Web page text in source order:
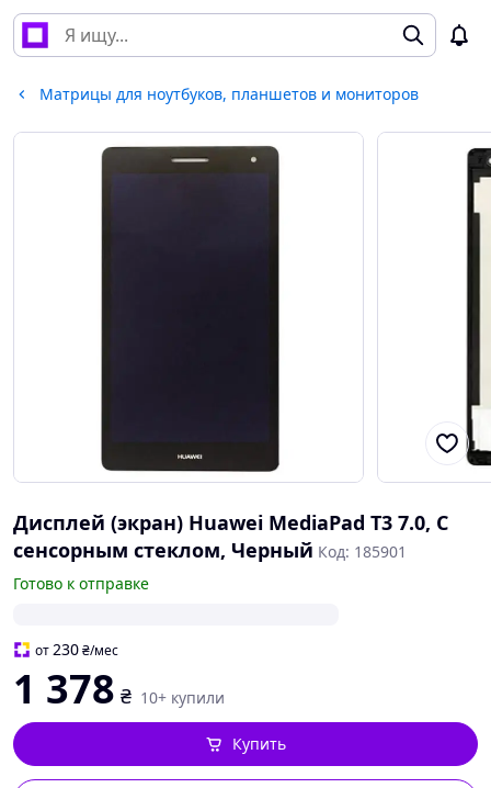
Матрицы для ноутбуков, планшетов и мониторов
Дисплей (экран) Huawei MediaPad T3 7.0, С
сенсорным стеклом, Черный Код: 185901
Готово к отправке
от230₴/мес
1 378 ₴ 10+ купили
Купить